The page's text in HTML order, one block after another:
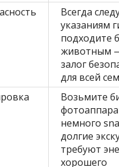
Всегда
указаниям
подходите
животным
залог
для всей
Возьмите
немного
долгие
требуют
хорошего